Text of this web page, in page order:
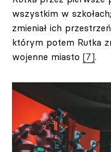
wszystkim w
zmieniał ich
którym potem Rutka
wojenne miasto [7].